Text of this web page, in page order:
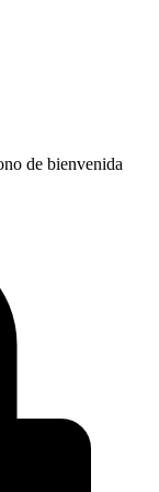
de bienvenida